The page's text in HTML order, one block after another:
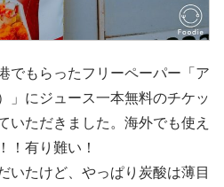
でもらったフリーペーパー「ア
」にジュース一本無料のチケッ
いただきました。海外でも使え
！有り難い！
いたけど、やっぱり炭酸は薄目